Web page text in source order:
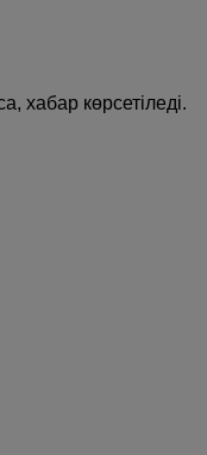
хабар көрсетіледі.